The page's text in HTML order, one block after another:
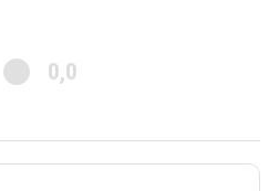
0,0